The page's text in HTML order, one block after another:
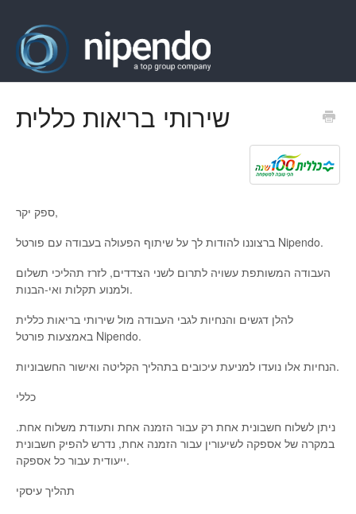
שירותי בריאות כללית
ספק יקר,
ברצוננו להודות לך על שיתוף הפעולה בעבודה עם פורטל Nipendo.
העבודה המשותפת עשויה לתרום לשני הצדדים, לזרז תהליכי תשלום
ולמנוע תקלות ואי-הבנות.
להלן דגשים והנחיות לגבי העבודה מול שירותי בריאות כללית
באמצעות פורטל Nipendo.
הנחיות אלו נועדו למניעת עיכובים בתהליך הקליטה ואישור החשבוניות.
כללי
ניתן לשלוח חשבונית אחת רק עבור הזמנה אחת ותעודת משלוח אחת.
במקרה של אספקה לשיעורין עבור הזמנה אחת, נדרש להפיק חשבונית
ייעודית עבור כל אספקה.
תהליך עיסקי